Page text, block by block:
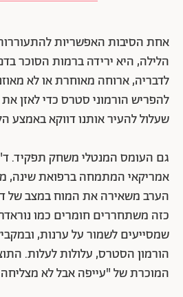
אחת הסיבות האפשריות
הלילה, היא ירידה ברמות הסוכר
לדבריה, ארוחה מאוחרת או לא
להפריש הורמוני סטרס כדי לאזן
שעלול להעיר אותנו דווקא באמצע
גם העומס המנטלי משחק תפקיד.
אמריקאי המתמחה ברפואת שינה,
הערב משאירה את המוח במצב של
כזה משתחררים חומרים כמו
שמסייעים לשמור על ערנות,
הורמון הסטרס, עלולות לעלות.
המוכרת של "עייפה אבל לא